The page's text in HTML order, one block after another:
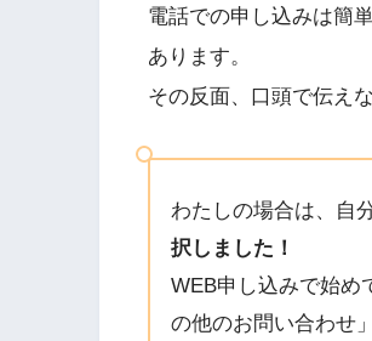
電話での申し込みは簡
あります。
その反面、口頭で伝え
わたしの場合は、自
択しました！
WEB申し込みで始め
の他のお問い合わせ